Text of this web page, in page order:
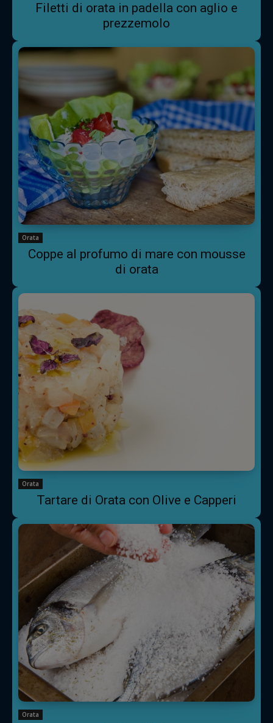
Filetti di orata in padella con aglio e
prezzemolo
Orata
Coppe al profumo di mare con mousse
di orata
Orata
Tartare di Orata con Olive e Capperi
Orata